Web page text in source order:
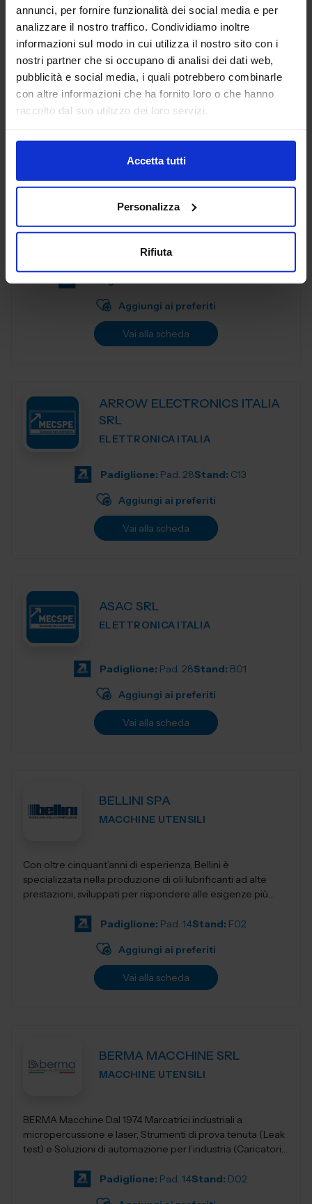
annunci, per fornire funzionalità dei social media e per
analizzare il nostro traffico. Condividiamo inoltre
informazioni sul modo in cui utilizza il nostro sito con i
nostri partner che si occupano di analisi dei dati web,
pubblicità e social media, i quali potrebbero combinarle
con altre informazioni che ha fornito loro o che hanno
raccolto dal suo utilizzo dei loro servizi.
Accetta tutti
Personalizza
Rifiuta
Aggiungi ai preferiti
Vai alla scheda
ANFIA
Nata a Torino nel 1912, ANFIA - Associazione Nazionale
Filiera Industria Automobilistica, da oltre 110 anni ha
confronti delle isti...
Padiglione: Pad. 28
Padiglione:Centro serviziStand:A03
Aggiungi ai preferiti
Vai alla scheda
ARROW ELECTRONICS ITALIA
SRL
ELETTRONICA ITALIA
Padiglione: Pad. 28Stand: C13
Aggiungi ai preferiti
Vai alla scheda
ASAC SRL
ELETTRONICA ITALIA
Padiglione: Pad. 28Stand: B01
Aggiungi ai preferiti
Vai alla scheda
BELLINI SPA
MACCHINE UTENSILI
Con oltre cinquant’anni di esperienza, Bellini è
specializzata nella produzione di oli lubrificanti ad alte
prestazioni, sviluppati per rispondere alle esigenze più
Padiglione: Pad. 14Stand: F02
Aggiungi ai preferiti
Vai alla scheda
BERMA MACCHINE SRL
MACCHINE UTENSILI
BERMA Macchine Dal 1974 Marcatrici industriali a
micropercussione e laser, Strumenti di prova tenuta (Leak
test) e Soluzioni di automazione per l’industria (Caricatori,
Padiglione: Pad. 14Stand: D02